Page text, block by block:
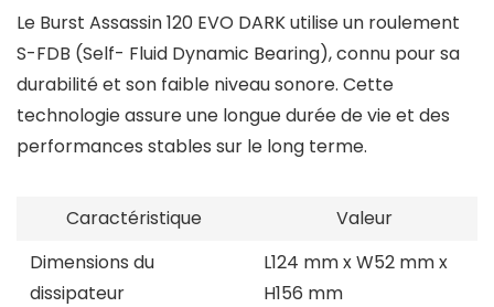
Le Burst Assassin 120 EVO DARK utilise un roulement
S-FDB (Self- Fluid Dynamic Bearing), connu pour sa
durabilité et son faible niveau sonore. Cette
technologie assure une longue durée de vie et des
performances stables sur le long terme.
Caractéristique
Valeur
Dimensions du
dissipateur
L124 mm x W52 mm x
H156 mm